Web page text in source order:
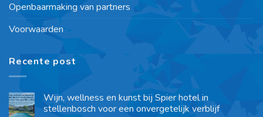
Openbaarmaking van partners
Voorwaarden
Recente post
Wijn, wellness en kunst bij Spier hotel in
stellenbosch voor een onvergetelijk verblijf